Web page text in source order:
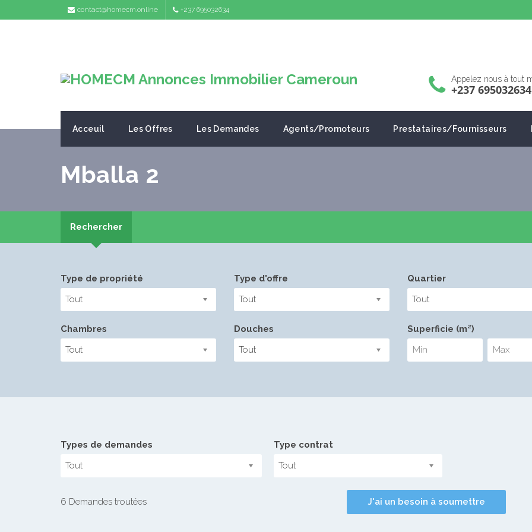
contact@homecm.online +237 695032634
Appelez nous à tout
+237 695032634
Acceuil Les Offres Les Demandes Agents/Promoteurs Prestataires/Fournisseurs
Mballa 2
Rechercher
Type de propriété
Tout
Type d'offre
Tout
Quartier
Tout
Chambres
Tout
Douches
Tout
Superficie (m²)
Types de demandes
Tout
Type contrat
Tout
6 Demandes troutées J'ai un besoin à soumettre